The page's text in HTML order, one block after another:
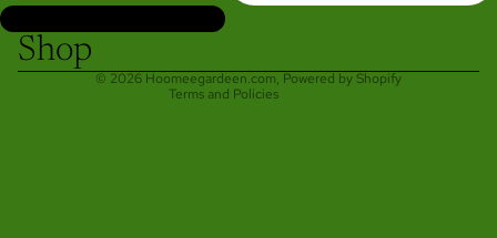
Shop
© 2026 Hoomeegardeen.com, Powered by Shopify
Terms and Policies
Contact information